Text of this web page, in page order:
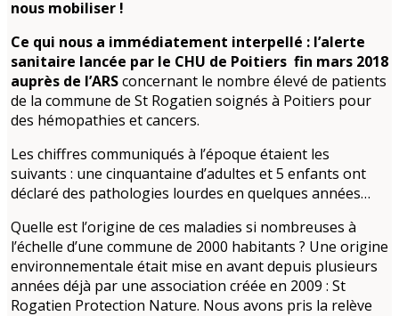
nous mobiliser !
Ce qui nous a immédiatement interpellé : l’alerte
sanitaire lancée par le CHU de Poitiers fin mars 2018
auprès de l’ARSconcernant le nombre élevé de patients
de la commune de St Rogatien soignés à Poitiers pour
des hémopathies et cancers.
Les chiffres communiqués à l’époque étaient les
suivants : une cinquantaine d’adultes et 5 enfants ont
déclaré des pathologies lourdes en quelques années…
Quelle est l’origine de ces maladies si nombreuses à
l’échelle d’une commune de 2000 habitants ? Une origine
environnementale était mise en avant depuis plusieurs
années déjà par une association créée en 2009 : St
Rogatien Protection Nature. Nous avons pris la relève